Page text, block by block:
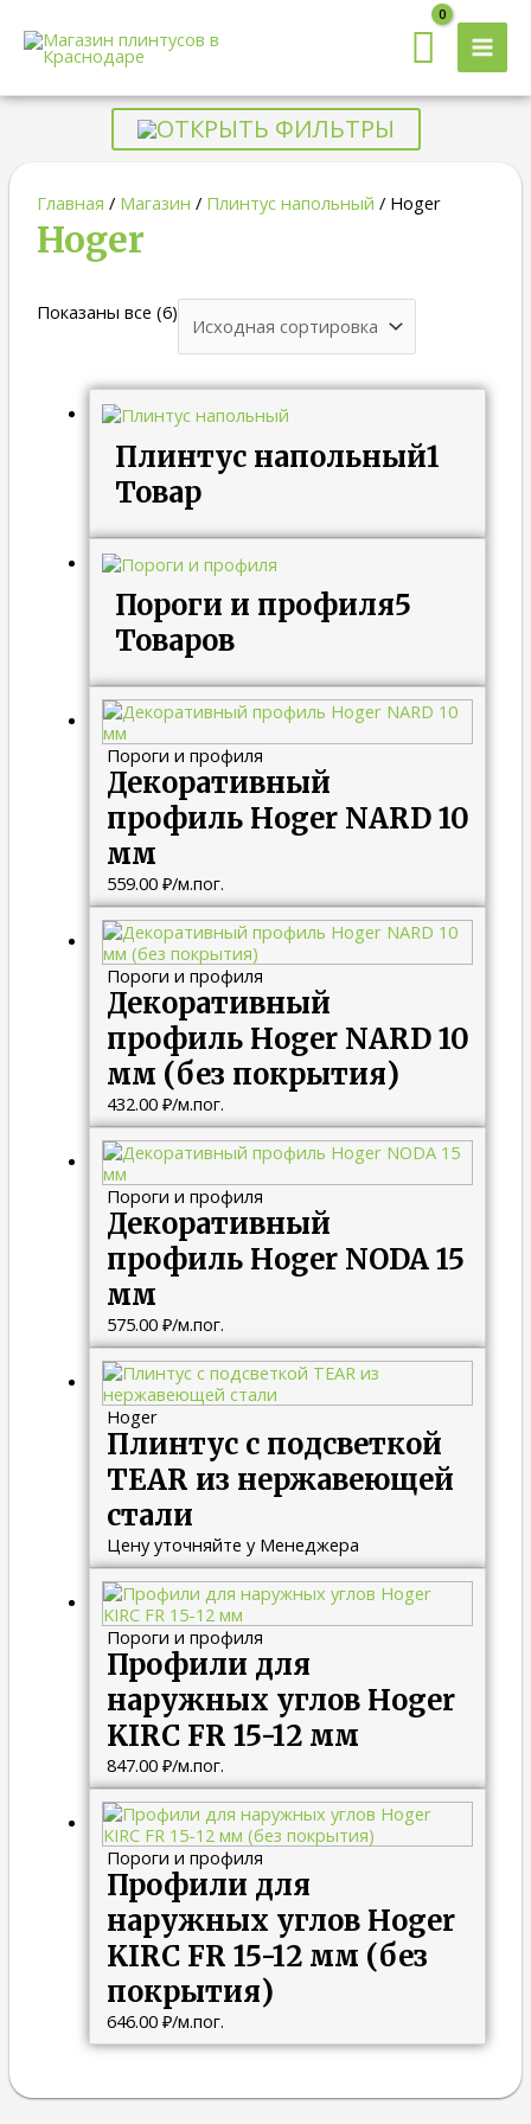
Главная / Магазин / Плинтус напольный / Hoger
Hoger
Показаны все (6)
Плинтус напольный1
Товар
Пороги и профиля5
Товаров
Пороги и профиля
Декоративный
профиль Hoger NARD 10
мм
559.00 ₽/м.пог.
Пороги и профиля
Декоративный
профиль Hoger NARD 10
мм (без покрытия)
432.00 ₽/м.пог.
Пороги и профиля
Декоративный
профиль Hoger NODA 15
мм
575.00 ₽/м.пог.
Hoger
Плинтус с подсветкой
TEAR из нержавеющей
стали
Цену уточняйте у Менеджера
Пороги и профиля
Профили для
наружных углов Hoger
KIRC FR 15-12 мм
847.00 ₽/м.пог.
Пороги и профиля
Профили для
наружных углов Hoger
KIRC FR 15-12 мм (без
покрытия)
646.00 ₽/м.пог.
ОТКРЫТЬ ФИЛЬТРЫ